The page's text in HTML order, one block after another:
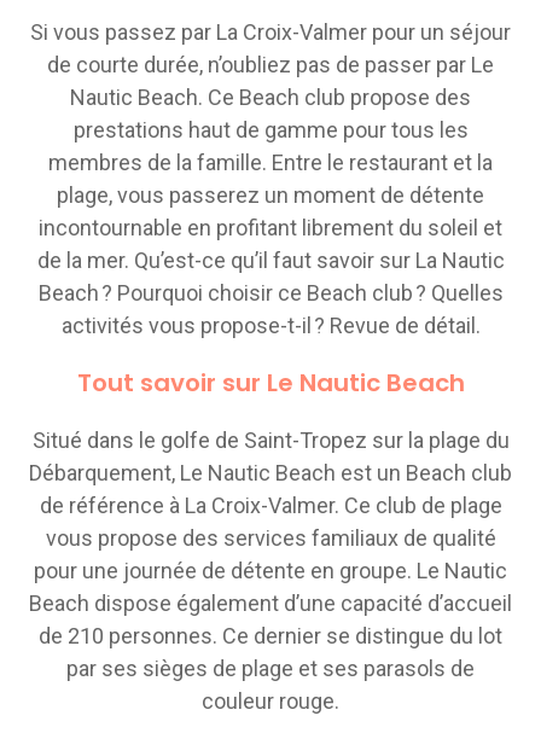
Si vous passez par La Croix-Valmer pour un séjour
de courte durée, n’oubliez pas de passer par Le
Nautic Beach. Ce Beach club propose des
prestations haut de gamme pour tous les
membres de la famille. Entre le restaurant et la
plage, vous passerez un moment de détente
incontournable en profitant librement du soleil et
de la mer. Qu’est-ce qu’il faut savoir sur La Nautic
Beach ? Pourquoi choisir ce Beach club ? Quelles
activités vous propose-t-il ? Revue de détail.
Tout savoir sur Le Nautic Beach
Situé dans le golfe de Saint-Tropez sur la plage du
Débarquement, Le Nautic Beach est un Beach club
de référence à La Croix-Valmer. Ce club de plage
vous propose des services familiaux de qualité
pour une journée de détente en groupe. Le Nautic
Beach dispose également d’une capacité d’accueil
de 210 personnes. Ce dernier se distingue du lot
par ses sièges de plage et ses parasols de
couleur rouge.